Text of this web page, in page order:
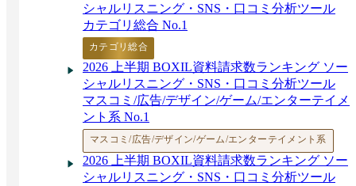
シャルリスニング・SNS・口コミ分析ツール
カテゴリ総合 No.1
カテゴリ総合
2026 上半期 BOXIL資料請求数ランキング ソー
シャルリスニング・SNS・口コミ分析ツール
マスコミ/広告/デザイン/ゲーム/エンターテイメ
ント系 No.1
マスコミ/広告/デザイン/ゲーム/エンターテイメント系
2026 上半期 BOXIL資料請求数ランキング ソー
シャルリスニング・SNS・口コミ分析ツール